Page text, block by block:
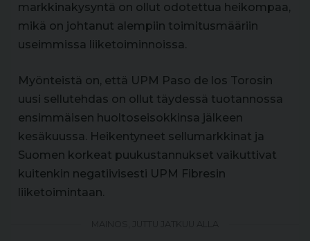
markkinakysyntä on ollut odotettua heikompaa,
mikä on johtanut alempiin toimitusmääriin
useimmissa liiketoiminnoissa.
Myönteistä on, että UPM Paso de los Torosin
uusi sellutehdas on ollut täydessä tuotannossa
ensimmäisen huoltoseisokkinsa jälkeen
kesäkuussa. Heikentyneet sellumarkkinat ja
Suomen korkeat puukustannukset vaikuttivat
kuitenkin negatiivisesti UPM Fibresin
liiketoimintaan.